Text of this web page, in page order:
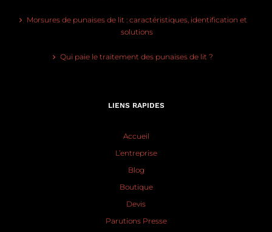
Morsures de punaises de lit : caractéristiques, identification et
solutions
Qui paie le traitement des punaises de lit ?
LIENS RAPIDES
Accueil
L’entreprise
Blog
Boutique
Devis
Parutions Presse